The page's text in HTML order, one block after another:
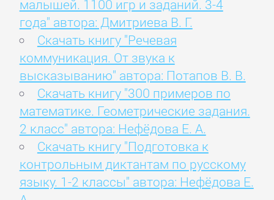
малышей. 1100 игр и заданий. 3-4
года" автора: Дмитриева В. Г.
Скачать книгу "Речевая
коммуникация. От звука к
высказыванию" автора: Потапов В. В.
Скачать книгу "300 примеров по
математике. Геометрические задания.
2 класс" автора: Нефёдова Е. А.
Скачать книгу "Подготовка к
контрольным диктантам по русскому
языку. 1-2 классы" автора: Нефёдова Е.